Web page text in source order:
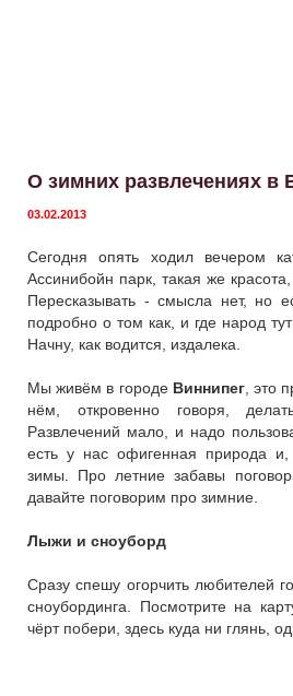
О зимних развлечениях в
03.02.2013
Сегодня опять ходил вечером
Ассинибойн парк, такая же
Пересказывать - смысла нет, но
подробно о том как, и где народ
Начну, как водится, издалека.
Мы живём в городе Виннипег, это
нём, откровенно говоря,
Развлечений мало, и надо
есть у нас офигенная природа и,
зимы. Про летние забавы
давайте поговорим про зимние.
Лыжи и сноуборд
Сразу спешу огорчить любителей
сноубординга. Посмотрите на
чёрт побери, здесь куда ни глянь,